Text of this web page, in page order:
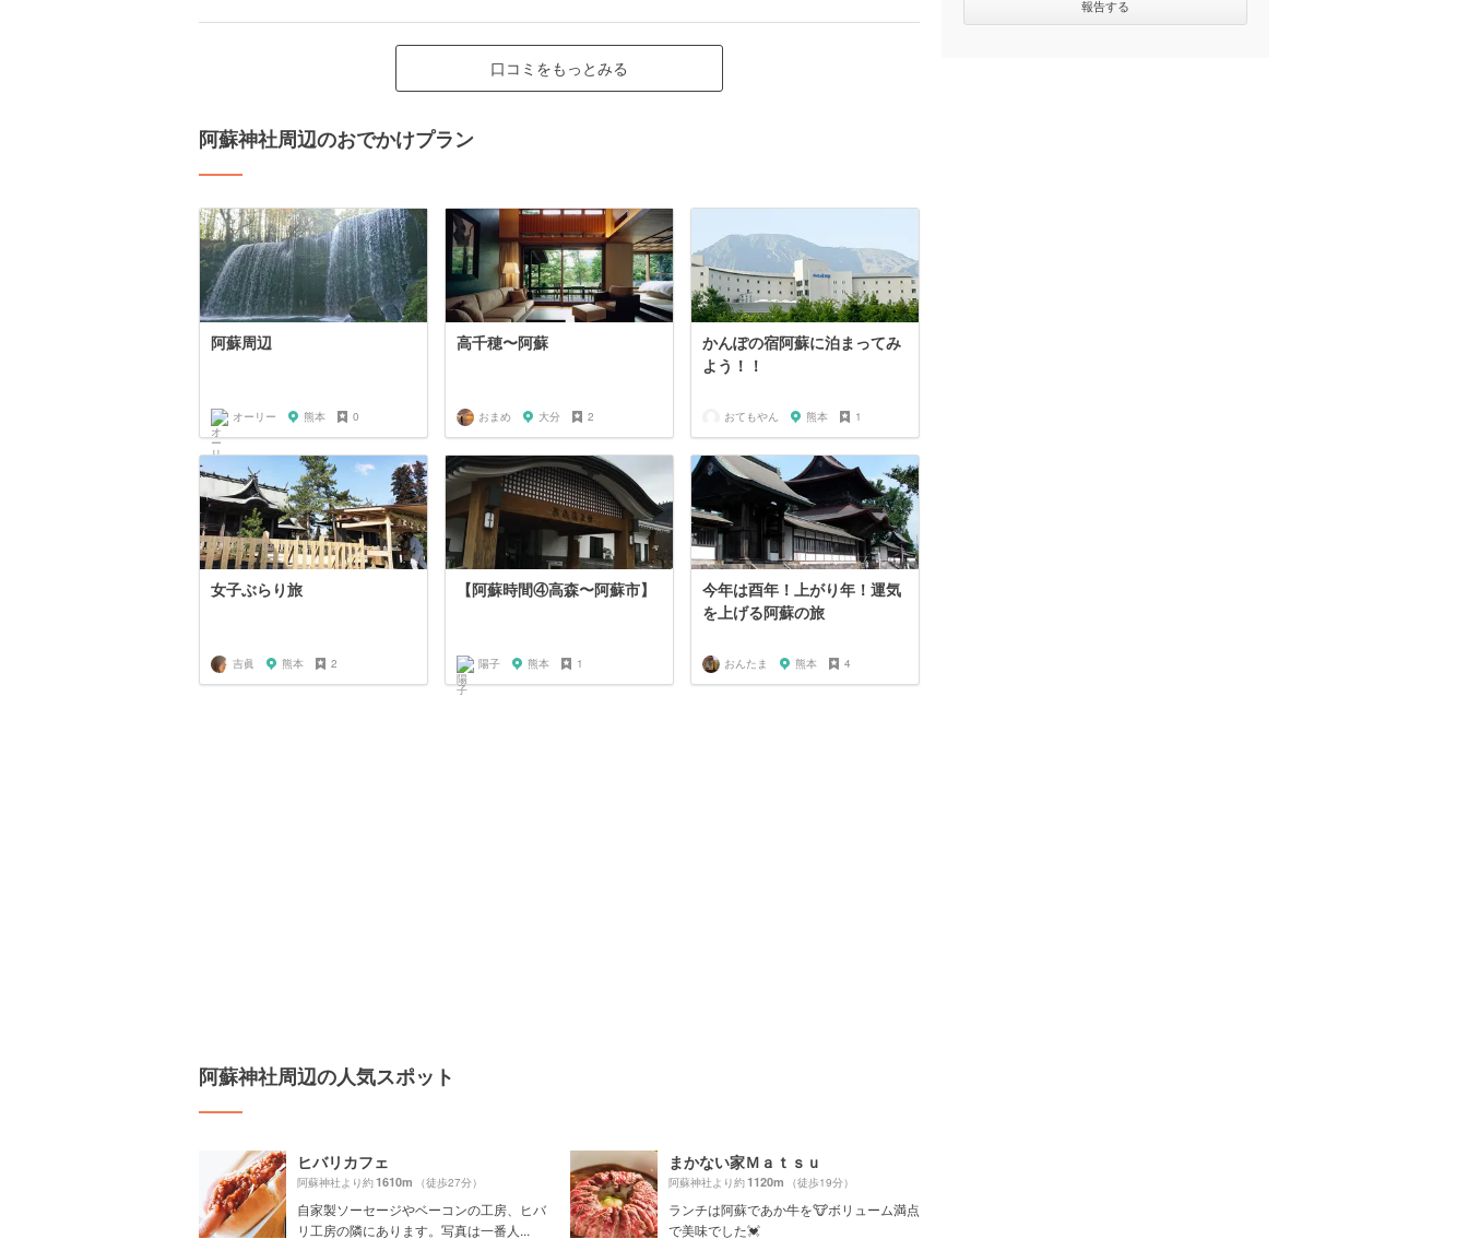
口コミをもっとみる
阿蘇神社周辺のおでかけプラン
阿蘇周辺
オーリー 熊本 0
高千穂〜阿蘇
おまめ 大分 2
かんぽの宿阿蘇に泊まってみ
よう！！
おてもやん 熊本 1
女子ぶらり旅
吉眞 熊本 2
【阿蘇時間④高森〜阿蘇市】
陽子 熊本 1
今年は酉年！上がり年！運気
を上げる阿蘇の旅
おんたま 熊本 4
阿蘇神社周辺の人気スポット
ヒバリカフェ
阿蘇神社より約1610m （徒歩27分）
自家製ソーセージやベーコンの工房、ヒバ
リ工房の隣にあります。写真は一番人...
まかない家Ｍａｔｓｕ
阿蘇神社より約1120m （徒歩19分）
ランチは阿蘇であか牛を🐮ボリューム満点
で美味でした💓